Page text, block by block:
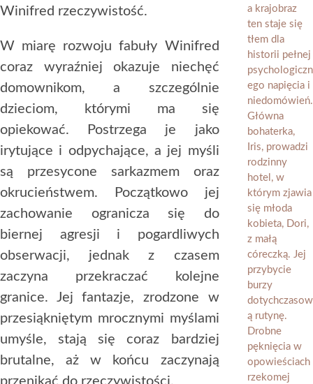
Winifred rzeczywistość.
W miarę rozwoju fabuły Winifred
coraz wyraźniej okazuje niechęć
domownikom, a szczególnie
dzieciom, którymi ma się
opiekować. Postrzega je jako
irytujące i odpychające, a jej myśli
są przesycone sarkazmem oraz
okrucieństwem. Początkowo jej
zachowanie ogranicza się do
biernej agresji i pogardliwych
obserwacji, jednak z czasem
zaczyna przekraczać kolejne
granice. Jej fantazje, zrodzone w
przesiąkniętym mrocznymi myślami
umyśle, stają się coraz bardziej
brutalne, aż w końcu zaczynają